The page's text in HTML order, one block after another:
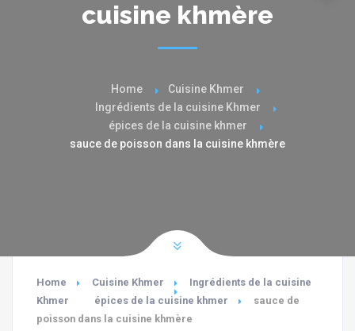
cuisine khmère
Home
Cuisine Khmer
Ingrédients de la cuisine Khmer
épices de la cuisine khmer
sauce de poisson dans la cuisine khmère
Home Cuisine Khmer
Ingrédients de la cuisine
Khmer
épices de la cuisine khmer
sauce de
poisson dans la cuisine khmère